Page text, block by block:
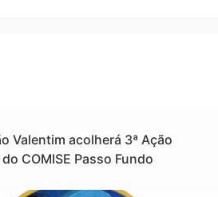
Valentim acolherá 3ª Ação
COMISE Passo Fundo